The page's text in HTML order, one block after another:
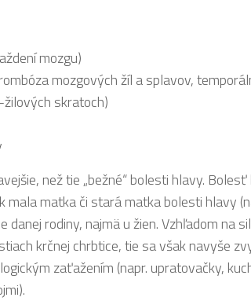
mozgu)
mozgových žíl a splavov,
žilových skratoch)
než tie „bežné“ bolesti hlavy.
matka či stará matka bolesti hlavy
rodiny, najmä u žien. Vzhľadom na
krčnej chrbtice, tie sa však navyše
zaťažením (napr. upratovačky,